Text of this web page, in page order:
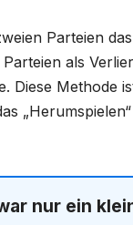
Parteien
als
Diese Methode
nur ein